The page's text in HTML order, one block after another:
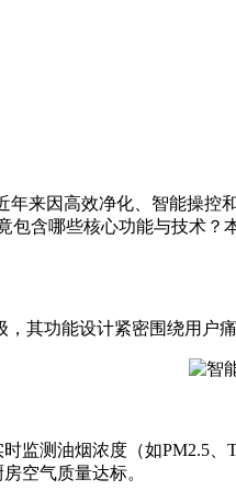
来因高效净化、智能操
含哪些核心功能与技术？
其功能设计紧密围绕用户痛
监测油烟浓度（如PM2.5
空气质量达标。